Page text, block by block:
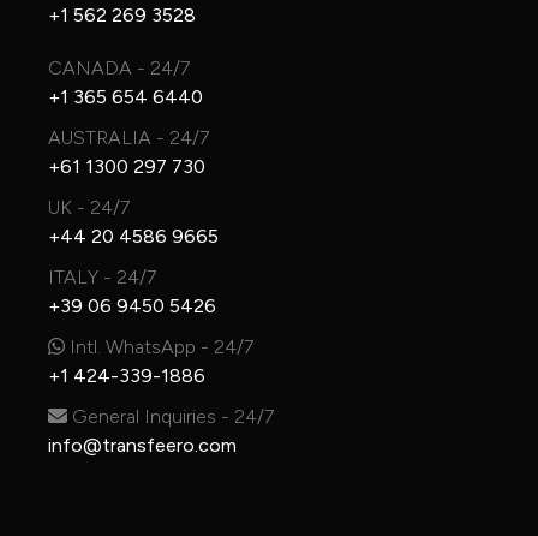
+1 562 269 3528
CANADA - 24/7
+1 365 654 6440
AUSTRALIA - 24/7
+61 1300 297 730
UK - 24/7
+44 20 4586 9665
ITALY - 24/7
+39 06 9450 5426
Intl. WhatsApp - 24/7
+1 424-339-1886
General Inquiries - 24/7
info@transfeero.com